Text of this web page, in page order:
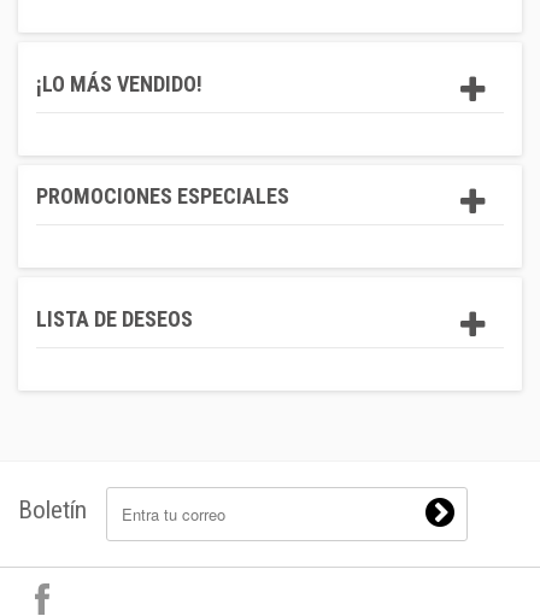
¡LO MÁS VENDIDO!
PROMOCIONES ESPECIALES
LISTA DE DESEOS
Boletín